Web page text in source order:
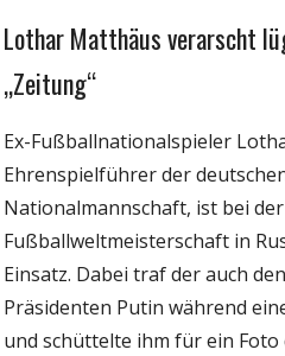
Gesellschaft
Medien
Sport
Wissenschaft
Lothar Matthäus ‏verarscht lügende Bild-
„Zeitung“
Ex-Fußballnationalspieler
Ehrenspielführer der
Nationalmannschaft, ist bei
Fußballweltmeisterschaft in
Einsatz. Dabei traf der auch
Präsidenten Putin während
und schüttelte ihm für ein Foto